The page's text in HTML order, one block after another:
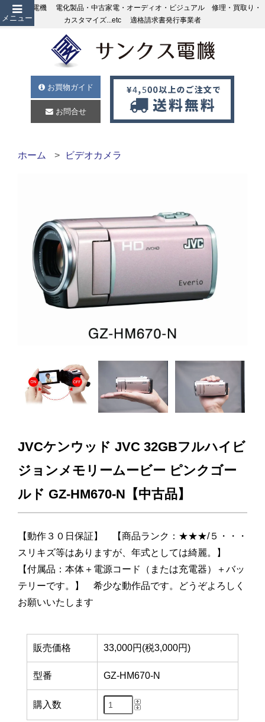
メニュー
サンクス電機 電化製品・中古家電・オーディオ・ビジュアル 修理・買取り・
カスタマイズ...etc 適格請求書発行事業者
お買物ガイド
お問合せ
ホーム ビデオカメラ
JVCケンウッド JVC 32GBフルハイビ
ジョンメモリームービー ピンクゴー
ルド GZ-HM670-N【中古品】
【動作３０日保証】 【商品ランク：★★★/５・・・
スリキズ等はありますが、年式としては綺麗。】
【付属品：本体＋電源コード（または充電器）＋バッ
テリーです。】 希少な動作品です。どうぞよろしく
お願いいたします
販売価格 33,000円(税3,000円)
型番 GZ-HM670-N
購入数